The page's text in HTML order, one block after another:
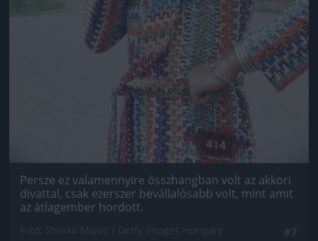
Persze ez valamennyire összhangban volt az akkori
divattal, csak ezerszer bevállalósabb volt, mint amit
az átlagember hordott.